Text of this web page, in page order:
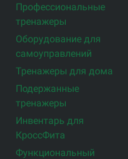
Профессиональные
тренажеры
Оборудование для
самоуправлений
Тренажеры для дома
Подержанные
тренажеры
Инвентарь для
КроссФита
Функциональный